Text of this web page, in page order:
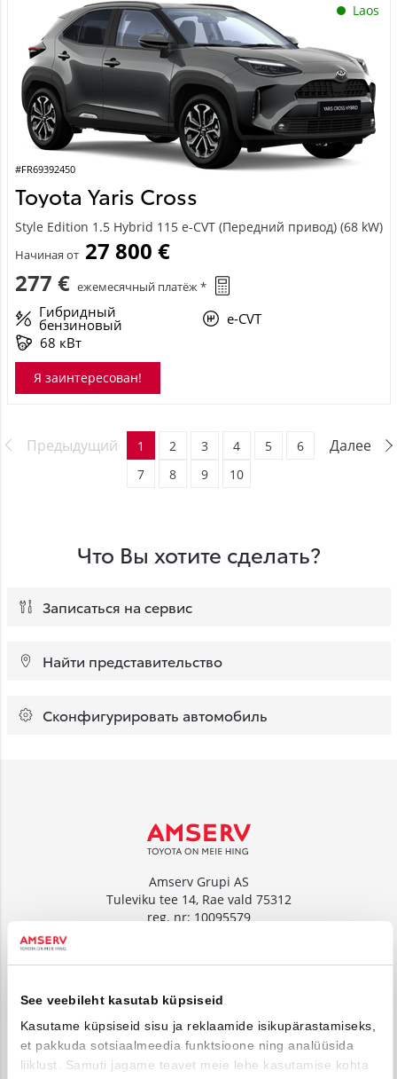
See veebileht kasutab küpsiseid
Kasutame küpsiseid sisu ja reklaamide isikupärastamiseks,
et pakkuda sotsiaalmeedia funktsioone ning analüüsida
liiklust. Samuti jagame teavet meie lehe kasutamise kohta
Laos
#FR69392450
Toyota Yaris Cross
Style Edition 1.5 Hybrid 115 e-CVT (Передний привод) (68 kW)
Начиная от 27 800 €
277 € ежемесячный платёж *
Гибридный
бензиновый
e-CVT
68 кВт
Я заинтересован!
Предыдущий Далее
1 2 3 4 5
6
7
8 9 10
Что Вы хотите сделать?
Записаться на сервис
Найти представительство
Сконфигурировать автомобиль
Amserv Grupi AS
Tuleviku tee 14, Rae vald 75312
reg. nr: 10095579
Tuleviku tee 14, Rae vald 75312
reg. nr: 10000018
www.amservauto.ee